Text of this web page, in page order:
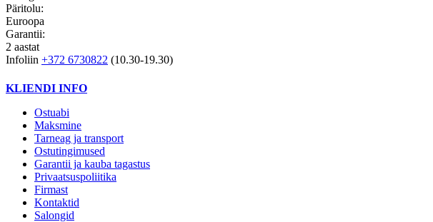
Päritolu:
Euroopa
Garantii:
2 aastat
Infoliin +372 6730822 (10.30-19.30)
KLIENDI INFO
Ostuabi
Maksmine
Tarneag ja transport
Ostutingimused
Garantii ja kauba tagastus
Privaatsuspoliitika
Firmast
Kontaktid
Salongid